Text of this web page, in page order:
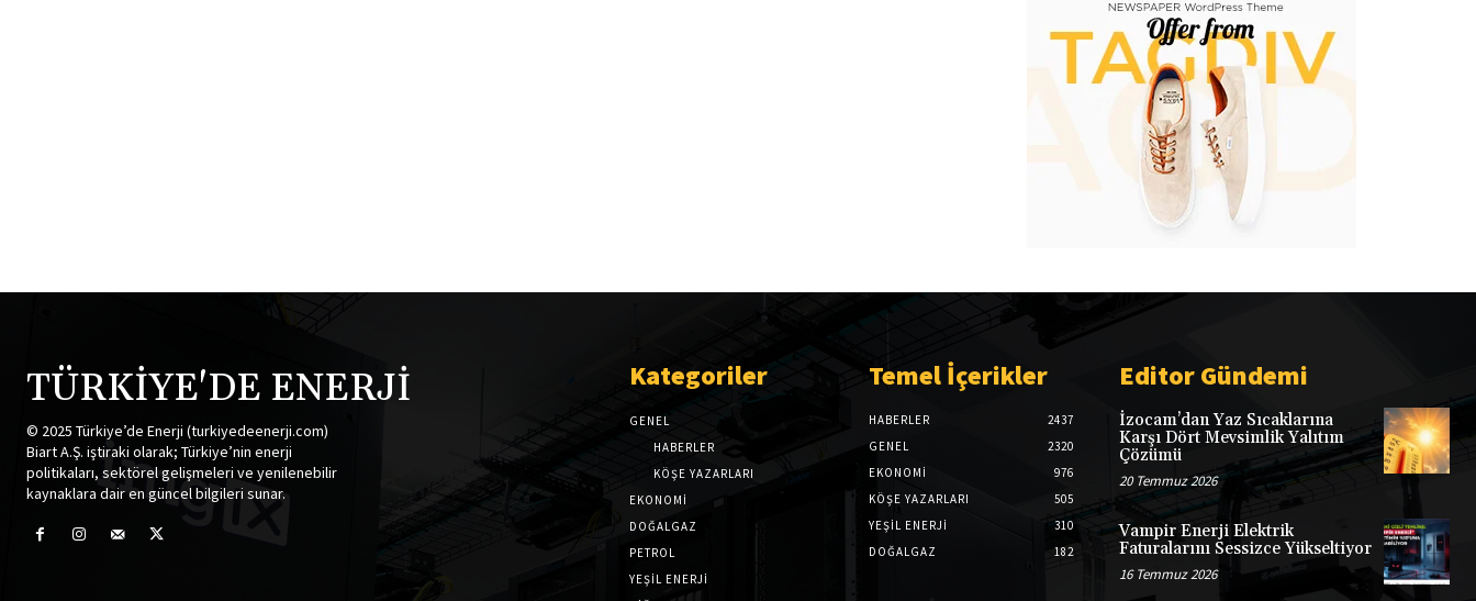
TÜRKİYE'DE ENERJİ
© 2025 Türkiye’de Enerji (turkiyedeenerji.com)
Biart A.Ş. iştiraki olarak; Türkiye’nin enerji
politikaları, sektörel gelişmeleri ve yenilenebilir
kaynaklara dair en güncel bilgileri sunar.
Kategoriler
GENEL
HABERLER
KÖŞE YAZARLARI
EKONOMİ
DOĞALGAZ
PETROL
YEŞİL ENERJİ
Temel İçerikler
HABERLER
2437
GENEL
2320
EKONOMI
976
KÖŞE YAZARLARI
505
YEŞİL ENERJİ
310
DOĞALGAZ
182
Editor Gündemi
İzocam’dan Yaz Sıcaklarına
Karşı Dört Mevsimlik Yalıtım
Çözümü
20 Temmuz 2026
Vampir Enerji Elektrik
Faturalarını Sessizce Yükseltiyor
16 Temmuz 2026